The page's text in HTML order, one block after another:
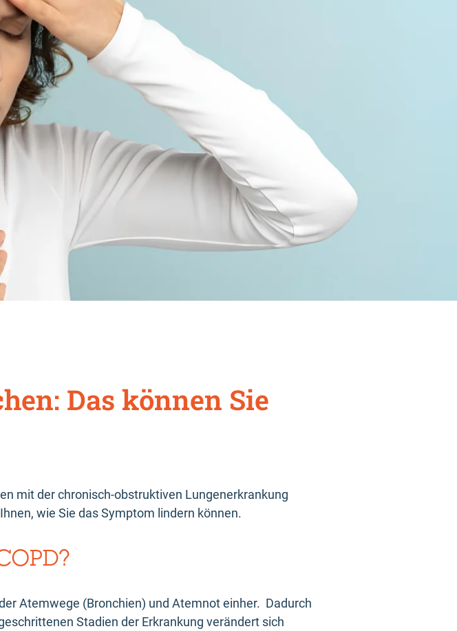
Das können Sie
mit der chronisch-obstruktiven Lungenerkrankung
wie Sie das Symptom lindern können.
Atemwege (Bronchien) und Atemnot einher. Dadurch
Stadien der Erkrankung verändert sich